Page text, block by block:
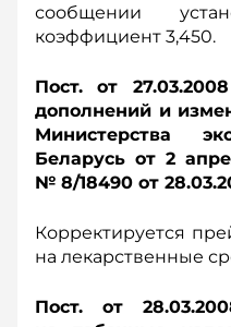
сообщении
коэффициент 3,450.
Пост. от
дополнений и
Министерства
Беларусь от 2
№ 8/18490 от
Корректируется
на лекарственные
Пост. от